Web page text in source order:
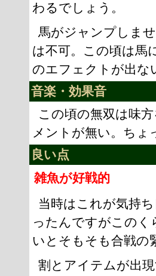
わるでしょう。
馬がジャンプしま
は不可。この頃は馬
のエフェクトが出な
音楽・効果音
この頃の無双は味
メントが無い。ちょ
良い点
雑魚が好戦的
当時はこれが気持
ったんですがこのく
いとそもそも合戦の
割とアイテムが出